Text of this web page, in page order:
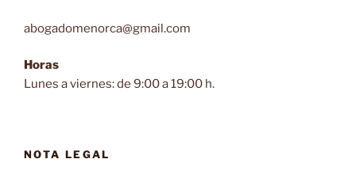
abogadomenorca@gmail.com
Horas
Lunes a viernes: de 9:00 a 19:00 h.
NOTA LEGAL